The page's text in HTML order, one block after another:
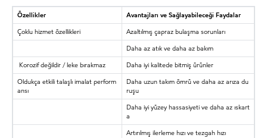
Özellikler
Avantajları ve Sağlayabileceği Faydalar
Çoklu hizmet özellikleri
Azaltılmış çapraz bulaşma sorunları
Daha az atık ve daha az bakım
Korozif değildir / leke bırakmaz
Daha iyi kalitede bitmiş ürünler
Oldukça etkili talaşlı imalat perform
ansı
Daha uzun takım ömrü ve daha az arıza du
ruşu
Daha iyi yüzey hassasiyeti ve daha az ıskart
a
Artırılmış ilerleme hızı ve tezgah hızı